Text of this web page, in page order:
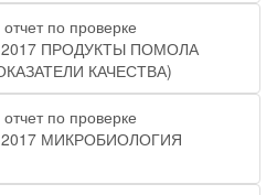
по проверке
ПРОДУКТЫ ПОМОЛА
КАЧЕСТВА)
по проверке
МИКРОБИОЛОГИЯ